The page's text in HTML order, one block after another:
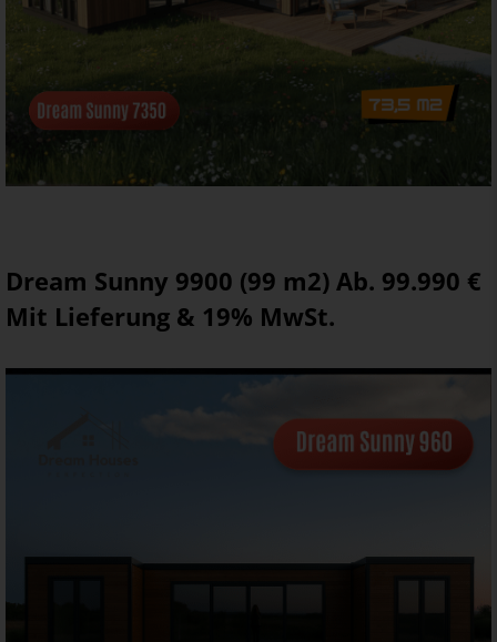
Dream Sunny 9900 (99 m2) Ab. 99.990 €
Mit Lieferung & 19% MwSt.